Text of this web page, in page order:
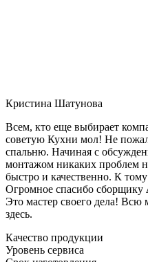
Кристина Шатунова
Всем, кто еще выбирает
советую Кухни мол! Не
спальню. Начиная с
монтажом никаких проблем
быстро и качественно. К
Огромное спасибо сборщику
Это мастер своего дела! Всю
здесь.
Качество продукции
Уровень сервиса